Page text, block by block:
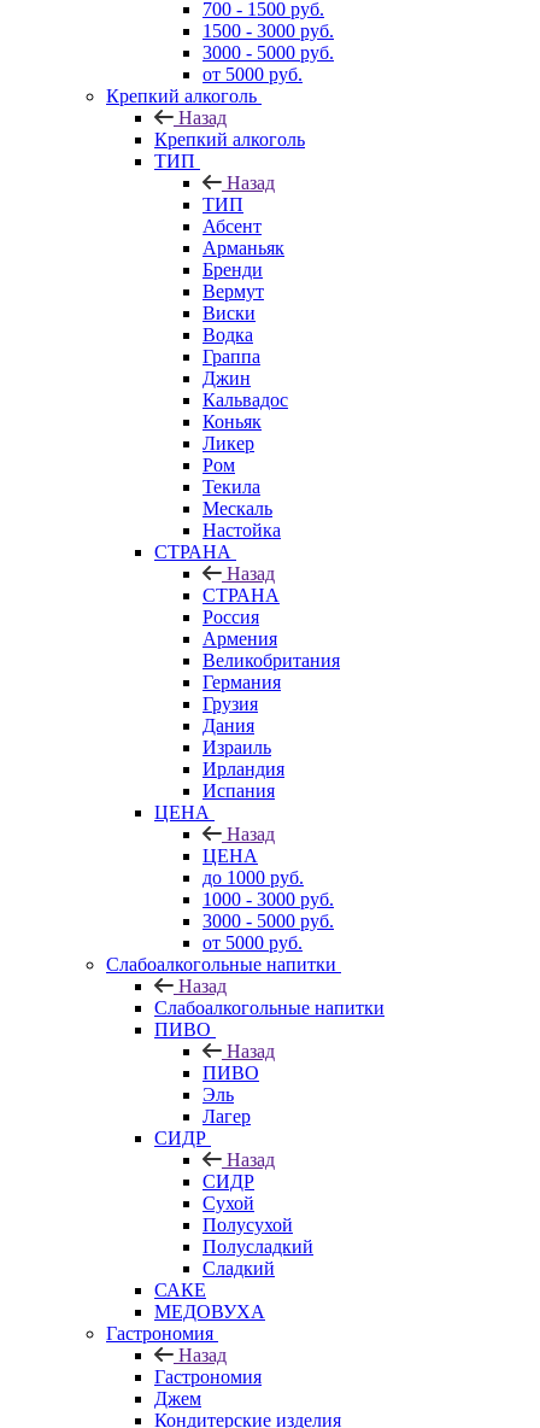
700 - 1500 руб.
1500 - 3000 руб.
3000 - 5000 руб.
от 5000 руб.
Крепкий алкоголь
Назад
Крепкий алкоголь
ТИП
Назад
ТИП
Абсент
Арманьяк
Бренди
Вермут
Виски
Водка
Граппа
Джин
Кальвадос
Коньяк
Ликер
Ром
Текила
Мескаль
Настойка
СТРАНА
Назад
СТРАНА
Россия
Армения
Великобритания
Германия
Грузия
Дания
Израиль
Ирландия
Испания
ЦЕНА
Назад
ЦЕНА
до 1000 руб.
1000 - 3000 руб.
3000 - 5000 руб.
от 5000 руб.
Слабоалкогольные напитки
Назад
Слабоалкогольные напитки
ПИВО
Назад
ПИВО
Эль
Лагер
СИДР
Назад
СИДР
Сухой
Полусухой
Полусладкий
Сладкий
САКЕ
МЕДОВУХА
Гастрономия
Назад
Гастрономия
Джем
Кондитерские изделия